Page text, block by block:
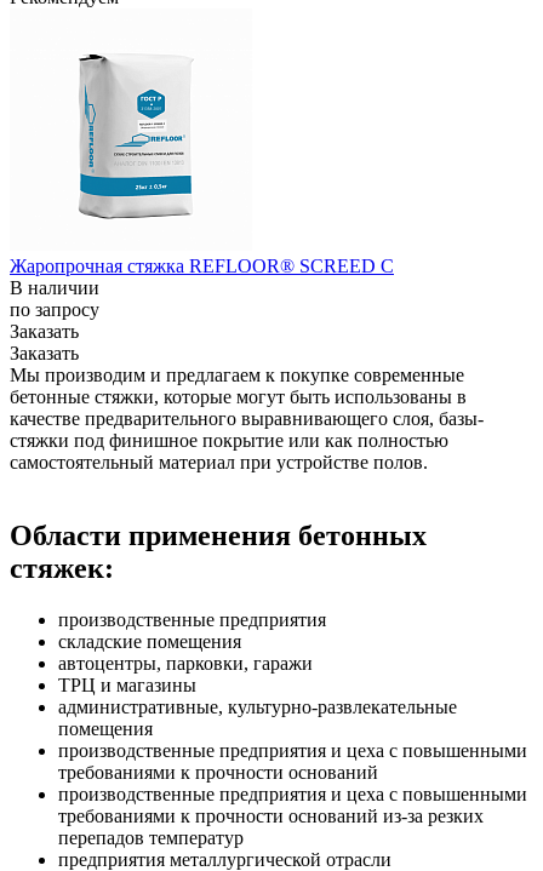
Жаропрочная стяжка REFLOOR® SCREED C
В наличии
по запросу
Заказать
Заказать
Мы производим и предлагаем к покупке современные
бетонные стяжки, которые могут быть использованы в
качестве предварительного выравнивающего слоя, базы-
стяжки под финишное покрытие или как полностью
самостоятельный материал при устройстве полов.
Области применения бетонных
стяжек:
производственные предприятия
складские помещения
автоцентры, парковки, гаражи
ТРЦ и магазины
административные, культурно-развлекательные
помещения
производственные предприятия и цеха с повышенными
требованиями к прочности оснований
производственные предприятия и цеха с повышенными
требованиями к прочности оснований из-за резких
перепадов температур
предприятия металлургической отрасли